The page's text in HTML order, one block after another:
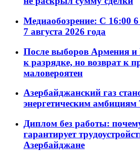
Медиаобозрение: С 16:00 6
7 августа 2026 года
После выборов Армения и
к разрядке, но возврат к
маловероятен
Азербайджанский газ
энергетическим
Диплом без работы:
гарантирует
Азербайджане